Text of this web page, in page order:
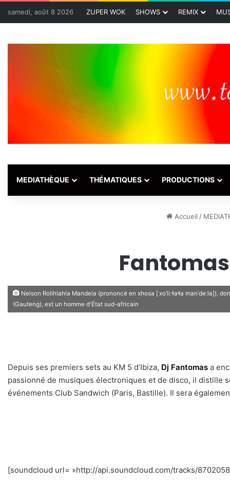
samedi, août 8 2026 ZUPER WOK SHOWS REMIX
MEDIATHÈQUE THÉMATIQUES PRODUCTIONS
Accueil /
Nelson Rolihlahla Mandela (prononcé en xhosa [ xoˈliːɬaɬa
(Gauteng), est un homme d'État sud-africain
Depuis ses premiers sets au KM 5 d’Ibiza, Dj Fantomas a
passionné de musiques électroniques et de disco, il distille
événements Club Sandwich (Paris, Bastille). Il sera
[soundcloud url= »http://api.soundcloud.com/tracks/